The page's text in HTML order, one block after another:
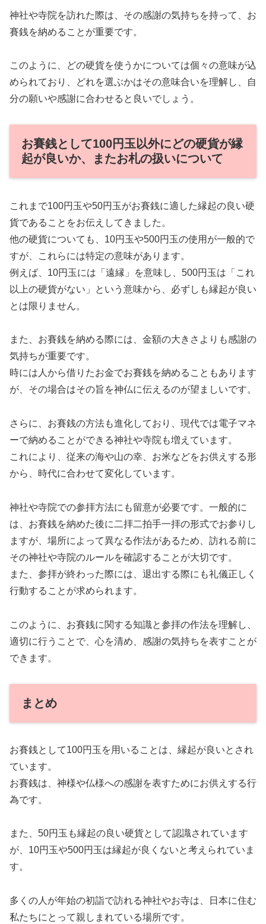
神社や寺院を訪れた際は、その感謝の気持ちを持って、お
賽銭を納めることが重要です。
このように、どの硬貨を使うかについては個々の意味が込
められており、どれを選ぶかはその意味合いを理解し、自
分の願いや感謝に合わせると良いでしょう。
お賽銭として100円玉以外にどの硬貨が縁
起が良いか、またお札の扱いについて
これまで100円玉や50円玉がお賽銭に適した縁起の良い硬
貨であることをお伝えしてきました。
他の硬貨についても、10円玉や500円玉の使用が一般的で
すが、これらには特定の意味があります。
例えば、10円玉には「遠縁」を意味し、500円玉は「これ
以上の硬貨がない」という意味から、必ずしも縁起が良い
とは限りません。
また、お賽銭を納める際には、金額の大きさよりも感謝の
気持ちが重要です。
時には人から借りたお金でお賽銭を納めることもあります
が、その場合はその旨を神仏に伝えるのが望ましいです。
さらに、お賽銭の方法も進化しており、現代では電子マネ
ーで納めることができる神社や寺院も増えています。
これにより、従来の海や山の幸、お米などをお供えする形
から、時代に合わせて変化しています。
神社や寺院での参拝方法にも留意が必要です。一般的に
は、お賽銭を納めた後に二拝二拍手一拝の形式でお参りし
ますが、場所によって異なる作法があるため、訪れる前に
その神社や寺院のルールを確認することが大切です。
また、参拝が終わった際には、退出する際にも礼儀正しく
行動することが求められます。
このように、お賽銭に関する知識と参拝の作法を理解し、
適切に行うことで、心を清め、感謝の気持ちを表すことが
できます。
まとめ
お賽銭として100円玉を用いることは、縁起が良いとされ
ています。
お賽銭は、神様や仏様への感謝を表すためにお供えする行
為です。
また、50円玉も縁起の良い硬貨として認識されています
が、10円玉や500円玉は縁起が良くないと考えられていま
す。
多くの人が年始の初詣で訪れる神社やお寺は、日本に住む
私たちにとって親しまれている場所です。